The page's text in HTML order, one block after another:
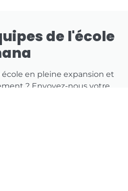
de l'école
en pleine expansion et
? Envoyez-nous votre